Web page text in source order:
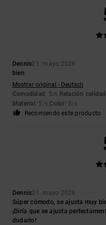
Dennis21. mayo 2026
bien
Mostrar original - Deutsch
Comodidad: 5/5 Relación
Material: 5 /5 Color: 5/5
Recomiendo este producto
Dennis21. mayo 2026
Súper cómodo, se ajusta muy
¡Diría que se ajusta
dudarlo!